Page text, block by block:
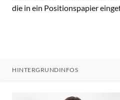
die in ein Positionspapier
HINTERGRUNDINFOS